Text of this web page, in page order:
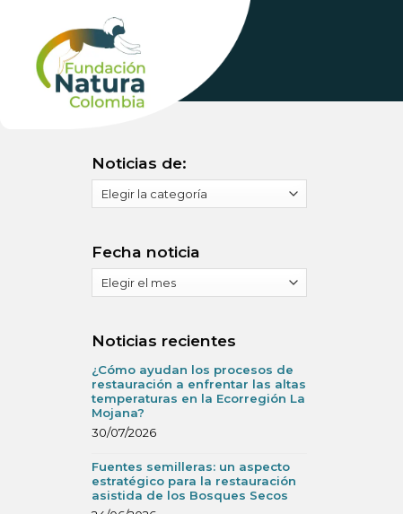
content
Noticias de:
de:
Fecha noticia
noticia
Noticias recientes
¿Cómo ayudan los procesos de
restauración a enfrentar las altas
temperaturas en la Ecorregión La
Mojana?
30/07/2026
Fuentes semilleras: un aspecto
estratégico para la restauración
asistida de los Bosques Secos